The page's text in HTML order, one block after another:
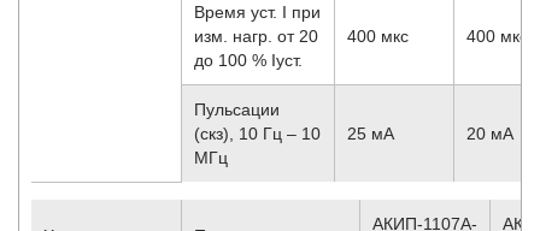
Время уст. I при
изм. нагр. от 20
до 100 % Iуст.
400 мкс 400 мкс
Пульсации
(скз), 10 Гц – 10
МГц
25 мА 20 мА
АКИП-1107A-